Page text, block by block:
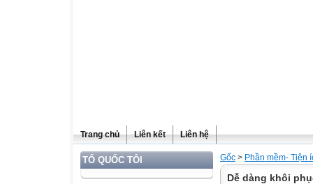
Trang chủ Liên kết Liên hệ
TỔ QUỐC TÔI Gốc > Phần mềm- Tiện
Dễ dàng khôi